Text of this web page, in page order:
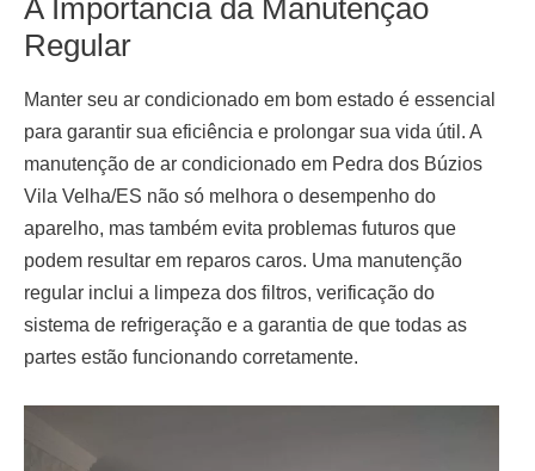
A Importância da Manutenção
Regular
Manter seu ar condicionado em bom estado é essencial
para garantir sua eficiência e prolongar sua vida útil. A
manutenção de ar condicionado em Pedra dos Búzios
Vila Velha/ES não só melhora o desempenho do
aparelho, mas também evita problemas futuros que
podem resultar em reparos caros. Uma manutenção
regular inclui a limpeza dos filtros, verificação do
sistema de refrigeração e a garantia de que todas as
partes estão funcionando corretamente.